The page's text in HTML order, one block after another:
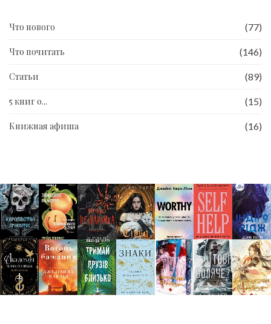
Что нового (77)
Что почитать (146)
Статьи (89)
5 книг о... (15)
Книжная афиша (16)